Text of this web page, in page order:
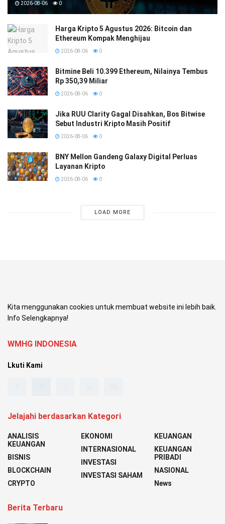
2026-08-06 0
Harga Kripto 5 Agustus 2026: Bitcoin dan
Ethereum Kompak Menghijau
2026-08-06 0
Bitmine Beli 10.399 Ethereum, Nilainya Tembus
Rp 350,39 Miliar
2026-08-06 0
Jika RUU Clarity Gagal Disahkan, Bos Bitwise
Sebut Industri Kripto Masih Positif
2026-08-06 0
BNY Mellon Gandeng Galaxy Digital Perluas
Layanan Kripto
2026-08-06 0
LOAD MORE
Kita menggunakan cookies untuk membuat website ini lebih baik.
Info Selengkapnya!
WMHG INDONESIA
Lkuti Kami
Jelajahi berdasarkan Kategori
ANALISIS
KEUANGAN
BISNIS
BLOCKCHAIN
CRYPTO
EKONOMI
INTERNASIONAL
INVESTASI
INVESTASI SAHAM
KEUANGAN
KEUANGAN
PRIBADI
NASIONAL
News
Berita Terbaru